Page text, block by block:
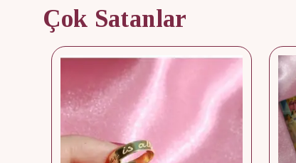
Çok Satanlar